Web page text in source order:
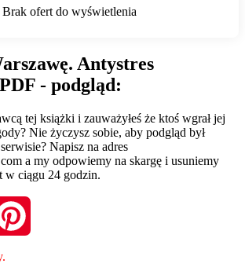
Antystres
- podgląd:
tej książki i zauważyłeś że ktoś wgrał jej
Nie życzysz sobie, aby podgląd był
Napisz na adres
a my odpowiemy na skargę i usuniemy
w ciągu 24 godzin.